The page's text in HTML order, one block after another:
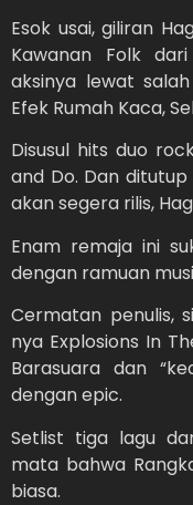
Esok usai, giliran
Kawanan Folk
aksinya lewat
Efek Rumah Kaca,
Disusul hits duo
and Do. Dan
akan segera rilis,
Enam remaja ini
dengan ramuan
Cermatan penulis,
nya Explosions In
Barasuara dan
dengan epic.
Setlist tiga lagu
mata bahwa
biasa.